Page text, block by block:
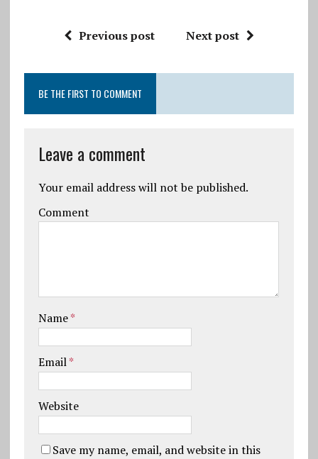
Previous post Next post
BE THE FIRST TO COMMENT
Leave a comment
Your email address will not be published.
Comment
Name*
Email*
Website
Save my name, email, and website in this